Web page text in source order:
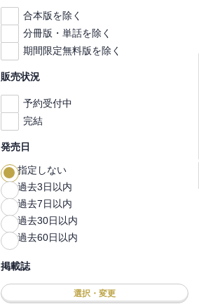
合本版を除く
分冊版・単話を除く
期間限定無料版を除く
販売状況
予約受付中
完結
発売日
指定しない
過去3日以内
過去7日以内
過去30日以内
過去60日以内
掲載誌
選択・変更